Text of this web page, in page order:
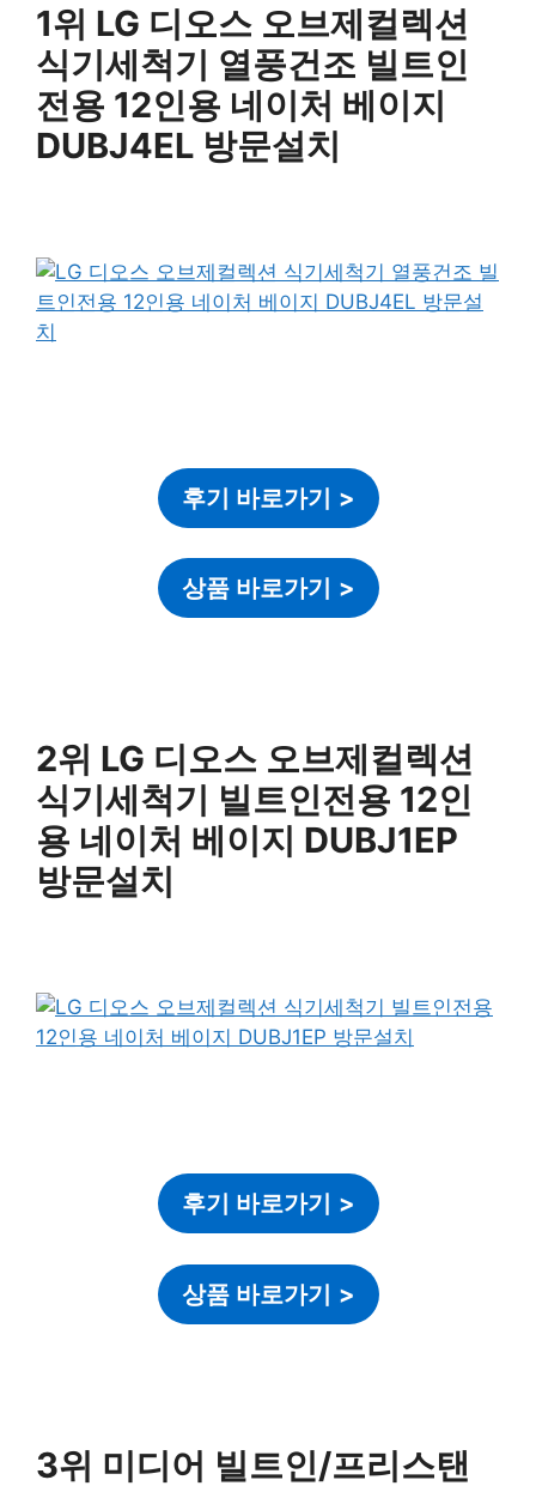
1위 LG 디오스 오브제컬렉션
식기세척기 열풍건조 빌트인
전용 12인용 네이처 베이지
DUBJ4EL 방문설치
후기 바로가기 >
상품 바로가기 >
2위 LG 디오스 오브제컬렉션
식기세척기 빌트인전용 12인
용 네이처 베이지 DUBJ1EP
방문설치
후기 바로가기 >
상품 바로가기 >
3위 미디어 빌트인/프리스탠